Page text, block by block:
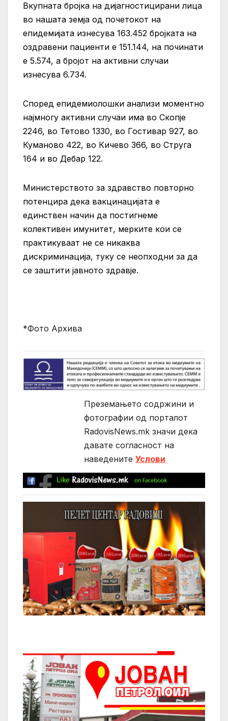
Вкупната бројка на дијагностицирани лица
во нашата земја од почетокот на
епидемијата изнесува 163.452 бројката на
оздравени пациенти е 151.144, на починати
е 5.574, а бројот на активни случаи
изнесува 6.734.
Според епидемиолошки анализи моментно
најмногу активни случаи има во Скопје
2246, во Тетово 1330, во Гостивар 927, во
Куманово 422, во Кичево 366, во Струга
164 и во Дебар 122.
Министерството за здравство повторно
потенцира дека вакцинацијата е
единствен начин да постигнеме
колективен имунитет, мерките кои се
практикуваат не се никаква
дискриминација, туку се неопходни за да
се заштити јавното здравје.
*Фото Архива
Преземањето содржини и
фотографии од порталот
RadovisNews.mk значи дека
давате согласност на
нaведените Услови